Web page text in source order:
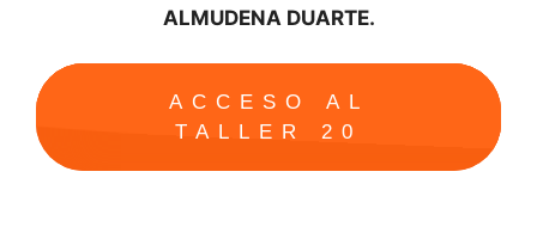
ALMUDENA DUARTE.
ACCESO AL
TALLER 20